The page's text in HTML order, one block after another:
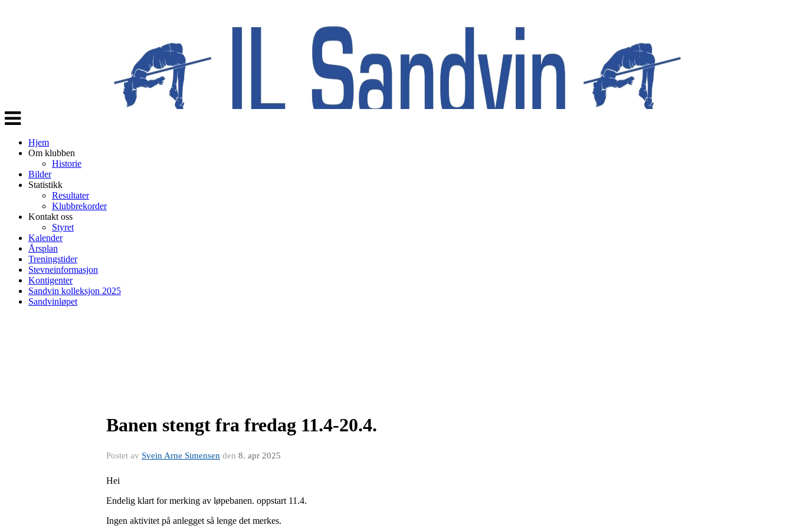
Veksle
navigasjon
Hjem
Om klubben
Historie
Bilder
Statistikk
Resultater
Klubbrekorder
Kontakt oss
Styret
Kalender
Årsplan
Treningstider
Stevneinformasjon
Kontigenter
Sandvin kolleksjon 2025
Sandvinløpet
Banen stengt fra fredag 11.4-20.4.
Postet av Svein Arne Simensen den 8. apr 2025
Hei
Endelig klart for merking av løpebanen. oppstart 11.4.
Ingen aktivitet på anlegget så lenge det merkes.